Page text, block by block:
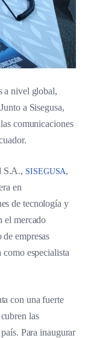
a nivel global,
a Sisegusa,
comunicaciones
S.A., SISEGUSA,
en
de tecnología y
el mercado
empresas
especialista
con una fuerte
las
Para inaugurar